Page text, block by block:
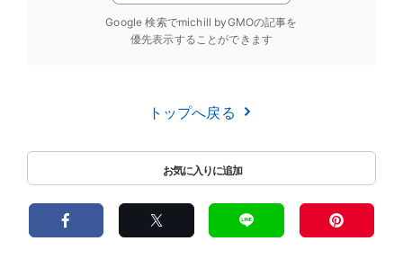
Google 検索でmichill byGMOの記事を
優先表示することができます
トップへ戻る